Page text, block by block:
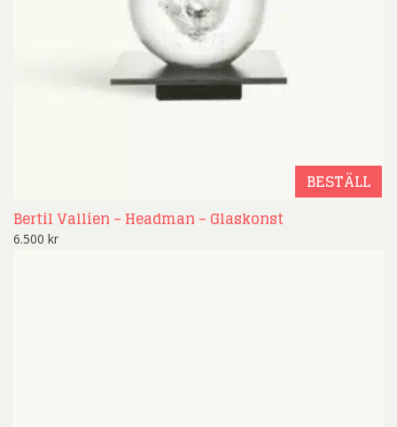
BESTÄLL
Bertil Vallien – Headman – Glaskonst
6.500 kr